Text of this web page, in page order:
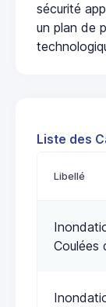
sécurité
un plan de
Liste des
Libellé
Coulées